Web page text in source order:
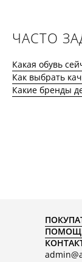
ЧАСТО
Какая обувь
Как выбрать
Какие бренды